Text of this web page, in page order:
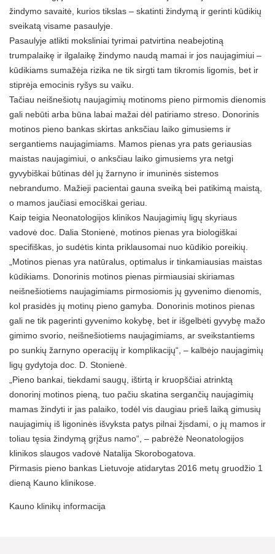
žindymo savaitė, kurios tikslas – skatinti žindymą ir gerinti kūdikių
sveikatą visame pasaulyje.
Pasaulyje atlikti moksliniai tyrimai patvirtina neabejotiną
trumpalaikę ir ilgalaikę žindymo naudą mamai ir jos naujagimiui –
kūdikiams sumažėja rizika ne tik sirgti tam tikromis ligomis, bet ir
stiprėja emocinis ryšys su vaiku.
Tačiau neišnešiotų naujagimių motinoms pieno pirmomis dienomis
gali nebūti arba būna labai mažai dėl patiriamo streso. Donorinis
motinos pieno bankas skirtas anksčiau laiko gimusiems ir
sergantiems naujagimiams. Mamos pienas yra pats geriausias
maistas naujagimiui, o anksčiau laiko gimusiems yra netgi
gyvybiškai būtinas dėl jų žarnyno ir imuninės sistemos
nebrandumo. Mažieji pacientai gauna sveiką bei patikimą maistą,
o mamos jaučiasi emociškai geriau.
Kaip teigia Neonatologijos klinikos Naujagimių ligų skyriaus
vadovė doc. Dalia Stonienė, motinos pienas yra biologiškai
specifiškas, jo sudėtis kinta priklausomai nuo kūdikio poreikių.
„Motinos pienas yra natūralus, optimalus ir tinkamiausias maistas
kūdikiams. Donorinis motinos pienas pirmiausiai skiriamas
neišnešiotiems naujagimiams pirmosiomis jų gyvenimo dienomis,
kol prasidės jų motinų pieno gamyba. Donorinis motinos pienas
gali ne tik pagerinti gyvenimo kokybę, bet ir išgelbėti gyvybę mažo
gimimo svorio, neišnešiotiems naujagimiams, ar sveikstantiems
po sunkių žarnyno operacijų ir komplikacijų“, – kalbėjo naujagimių
ligų gydytoja doc. D. Stonienė.
„Pieno bankai, tiekdami saugų, ištirtą ir kruopščiai atrinktą
donorinį motinos pieną, tuo pačiu skatina sergančių naujagimių
mamas žindyti ir jas palaiko, todėl vis daugiau prieš laiką gimusių
naujagimių iš ligoninės išvyksta patys pilnai žįsdami, o jų mamos ir
toliau tęsia žindymą grįžus namo“, – pabrėžė Neonatologijos
klinikos slaugos vadovė Natalija Skorobogatova.
Pirmasis pieno bankas Lietuvoje atidarytas 2016 metų gruodžio 1
dieną Kauno klinikose.
Kauno klinikų informacija